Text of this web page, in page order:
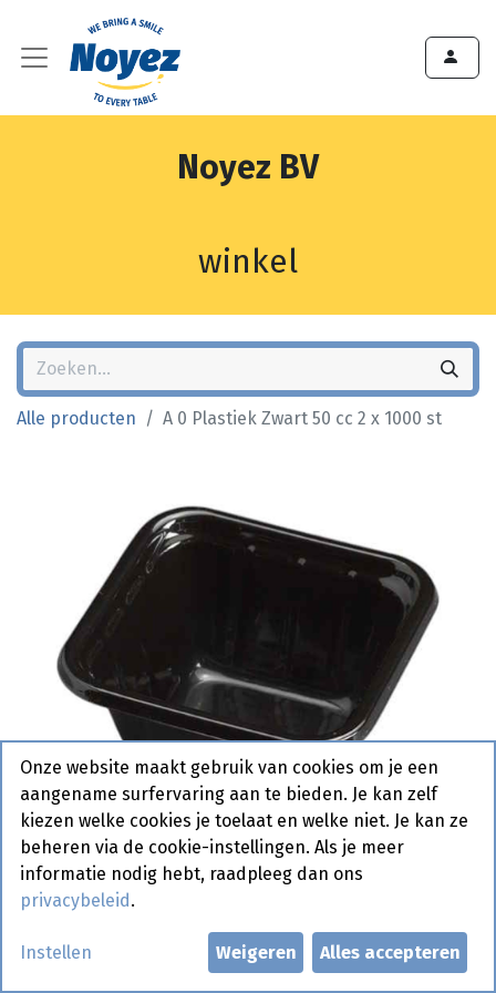
Noyez BV
winkel
Alle producten A 0 Plastiek Zwart 50 cc 2 x 1000 st
A 0 Plastiek Zwart 50 cc 2 x
1000 st
Onze website maakt gebruik van cookies om je een
aangename surfervaring aan te bieden. Je kan zelf
kiezen welke cookies je toelaat en welke niet. Je kan ze
beheren via de cookie-instellingen. Als je meer
informatie nodig hebt, raadpleeg dan ons
privacybeleid .
Instellen Weigeren Alles accepteren